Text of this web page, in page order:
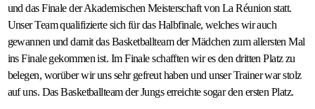
und das Finale der Akademischen Meisterschaft von La Réunion statt.
Unser Team qualifizierte sich für das Halbfinale, welches wir auch
gewannen und damit das Basketballteam der Mädchen zum allersten Mal
ins Finale gekommen ist. Im Finale schafften wir es den dritten Platz zu
belegen, worüber wir uns sehr gefreut haben und unser Trainer war stolz
auf uns. Das Basketballteam der Jungs erreichte sogar den ersten Platz.